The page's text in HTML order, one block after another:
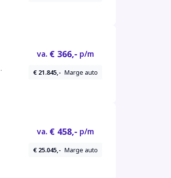
va. € 366,- p/m
€ 21.845,- Marge auto
va. € 458,- p/m
€ 25.045,- Marge auto